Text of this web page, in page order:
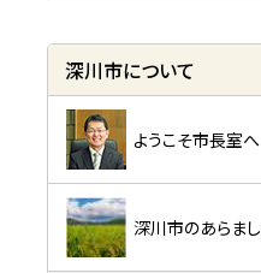
深川市について
ようこそ市長室へ
深川市のあらまし